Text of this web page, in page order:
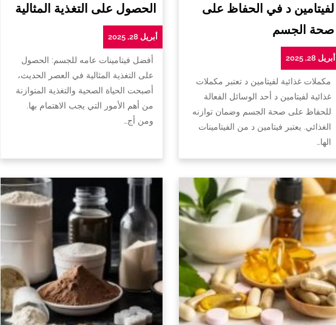
لفيتامين د في الحفاظ على
صحة الجسم
أبريل 28, 2025
مكملات غذائية لفيتامين د تعتبر مكملات
غذائية لفيتامين د أحد الوسائل الفعالة
للحفاظ على صحة الجسم وضمان توازنه
الغذائي. يعتبر فيتامين د من الفيتامينات
الها…
الحصول على التغذية المثالية
أبريل 28, 2025
أفضل فيتامينات عامه للجسم: الحصول
على التغذية المثالية في العصر الحديث،
أصبحت الحياة الصحية والتغذية المتوازنة
من أهم الأمور التي يجب الاهتمام بها.
ومن أج…